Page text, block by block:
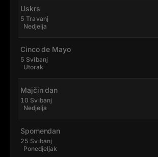
5 Travanj
Nedjelja
Uskrs
5 Svibanj
Utorak
Cinco de Mayo
10 Svibanj
Nedjelja
Majčin dan
25 Svibanj
Ponedjeljak
Spomendan